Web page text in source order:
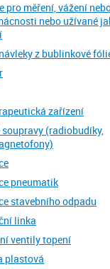
pro měření, vážení
nebo užívané
z bublinkové
zařízení
soupravy (radiobudíky,
pneumatik
stavebního odpadu
linka
ventily topení
plastová